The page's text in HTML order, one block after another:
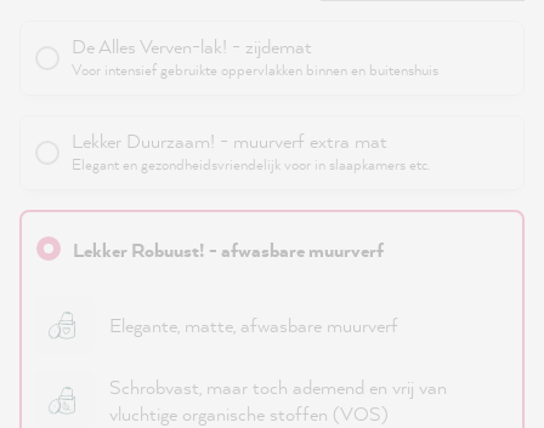
De Alles Verven-lak! - zijdemat
Voor intensief gebruikte oppervlakken binnen en buitenshuis
Lekker Duurzaam! - muurverf extra mat
Elegant en gezondheidsvriendelijk voor in slaapkamers etc.
Lekker Robuust! - afwasbare muurverf
Elegante, matte, afwasbare muurverf
Schrobvast, maar toch ademend en vrij van
vluchtige organische stoffen (VOS)